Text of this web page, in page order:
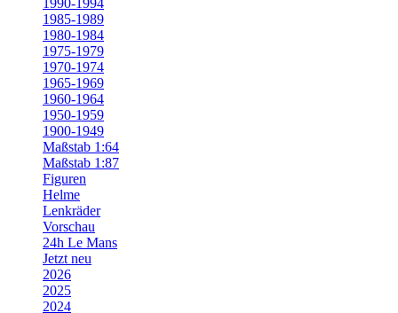
1990-1994
1985-1989
1980-1984
1975-1979
1970-1974
1965-1969
1960-1964
1950-1959
1900-1949
Maßstab 1:64
Maßstab 1:87
Figuren
Helme
Lenkräder
Vorschau
24h Le Mans
Jetzt neu
2026
2025
2024